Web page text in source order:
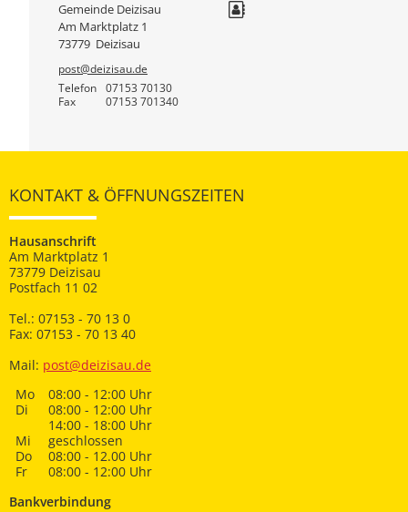
Gemeinde Deizisau
Am Marktplatz 1
73779 Deizisau
post@deizisau.de
Telefon
07153 70130
Fax 07153 701340
KONTAKT & ÖFFNUNGSZEITEN
Hausanschrift
Am Marktplatz 1
73779 Deizisau
Postfach 11 02
Tel.: 07153 - 70 13 0
Fax: 07153 - 70 13 40
Mail: post@deizisau.de
Mo
08:00 - 12:00 Uhr
Di
08:00 - 12:00 Uhr
14:00 - 18:00 Uhr
Mi
geschlossen
Do
08:00 - 12.00 Uhr
Fr
08:00 - 12:00 Uhr
Bankverbindung